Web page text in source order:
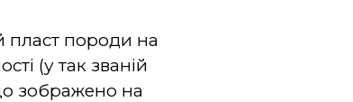
пласт породи на
(у так званій
зображено на